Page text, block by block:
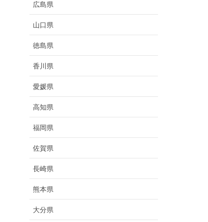
広島県
山口県
徳島県
香川県
愛媛県
高知県
福岡県
佐賀県
長崎県
熊本県
大分県